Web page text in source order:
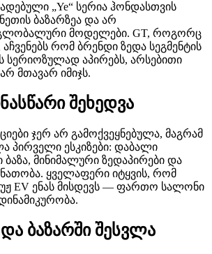
„Ye“ სერია ჰონდასთვის
ბაზარზეა და არ
გლობალური მოდელები. GT, როგორც
რომ ბრენდი ზედა სეგმენტის
სერიოზულად აპირებს, არსებითი
მთავარ იმიჯს.
შეხედვა
ჯერ არ გამოქვეყნებულა, მაგრამ
პირველი ესკიზები: დაბალი
ბაზა, მინიმალური ზედაპირები და
ყველაფერი იტყვის, რომ
EV ენას მისდევს — ფართო სალონი
ბაზარში შესვლა